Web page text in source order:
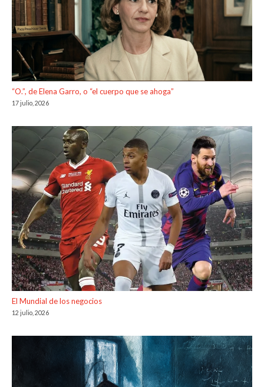
“O.”, de Elena Garro, o “el cuerpo que se ahoga”
17 julio, 2026
El Mundial de los negocios
12 julio, 2026